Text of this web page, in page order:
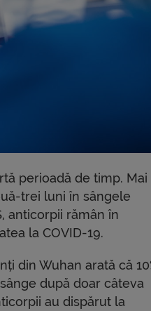
perioadă de timp. Mai
trei luni în sângele
anticorpii rămân în
la COVID-19.
din Wuhan arată că
după doar câteva
au dispărut la